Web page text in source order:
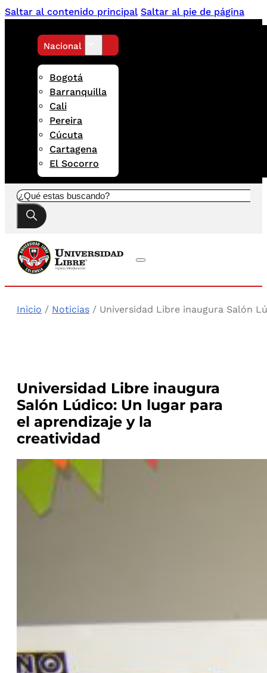
Saltar al contenido principal Saltar al pie de página
Nacional
Bogotá
Barranquilla
Cali
Pereira
Cúcuta
Cartagena
El Socorro
Buscar
Inicio / Noticias / Universidad Libre inaugura Salón
Universidad Libre inaugura
Salón Lúdico: Un lugar para
el aprendizaje y la
creatividad